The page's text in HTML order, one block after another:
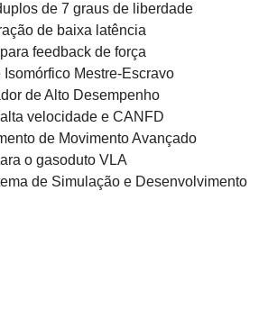
de 7 graus de liberdade
de baixa latência
feedback de força
Isomórfico Mestre-Escravo
de Alto Desempenho
velocidade e CANFD
de Movimento Avançado
o gasoduto VLA
de Simulação e Desenvolvimento